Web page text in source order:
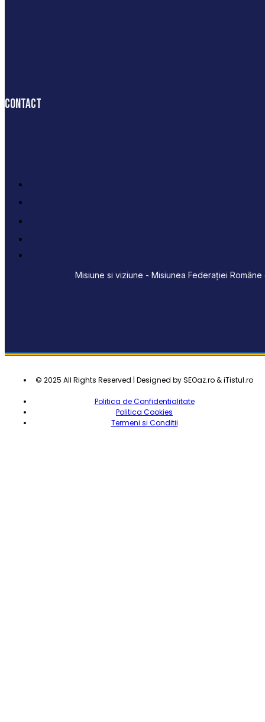
Contact
Misiune si viziune - Misiunea Federației
© 2025 All Rights Reserved | Designed by SEOaz.ro & iTistul.ro
Politica de Confidentialitate
Politica Cookies
Termeni si Conditii